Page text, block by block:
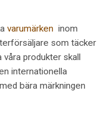
varumärken inom
som täcker
produkter skall
internationella
bära märkningen